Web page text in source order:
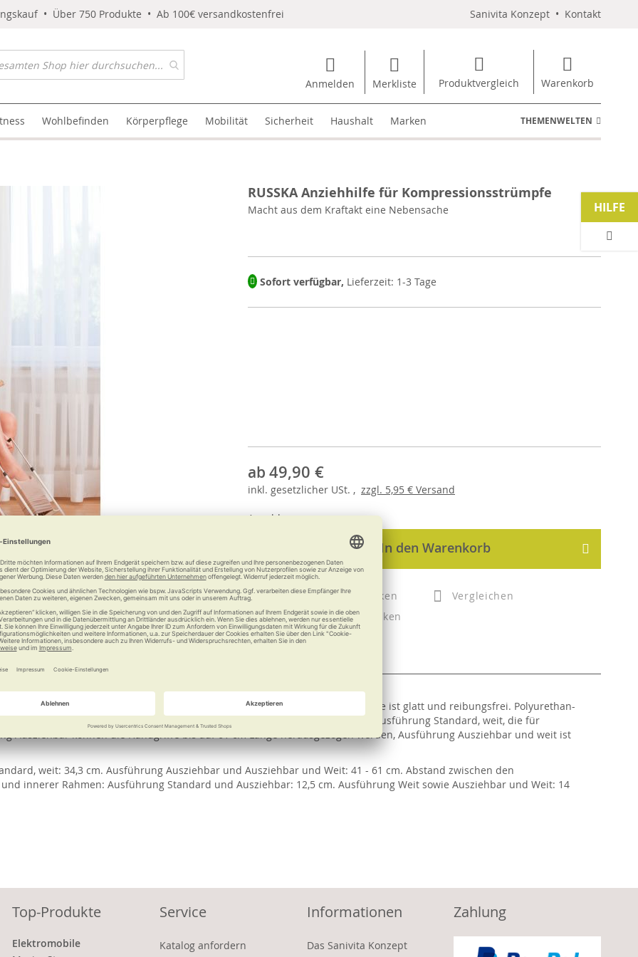
• Über 750 Produkte • Ab 100€ versandkostenfrei Sanivita Konzept • Kontakt
Anmelden Merkliste Produktvergleich Warenkorb
Wohlbefinden Körperpflege Mobilität Sicherheit Haushalt Marken THEMENWELTEN
RUSSKA Anziehhilfe für Kompressionsstrümpfe
Macht aus dem Kraftakt eine Nebensache
Sofort verfügbar, Lieferzeit: 1-3 Tage
ab 49,90 €
inkl. gesetzlicher USt. , zzgl. 5,95 € Versand
Anzahl:
In den Warenkorb
Merken
Vergleichen
Drucken
Es ist sowohl leicht im Gewicht als auch kompakt in der Form. Die Oberfläche ist glatt und reibungsfrei. Polyurethan-
und Hochziehen. In vier Ausführungen erhältlich. Ausführung Standard, Ausführung Standard, weit, die für
Ausziehbar können die Handgriffe bis auf 61 cm Länge herausgezogen werden, Ausführung Ausziehbar und weit ist
weit: 34,3 cm. Ausführung Ausziehbar und Ausziehbar und Weit: 41 - 61 cm. Abstand zwischen den
innerer Rahmen: Ausführung Standard und Ausziehbar: 12,5 cm. Ausführung Weit sowie Ausziehbar und Weit: 14
HILFE
Top-Produkte
Elektromobile
Service
Katalog anfordern
Informationen
Das Sanivita Konzept
Zahlung